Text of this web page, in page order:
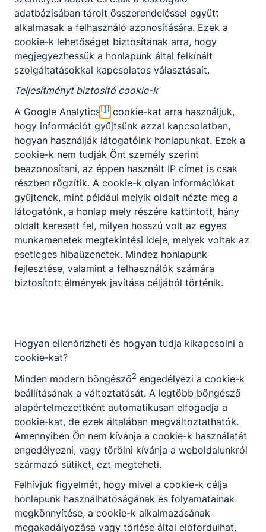
Választható szakmairányok:
Gyártás
Motorkerékpár- és versenymotorszerelés
Szerviz
KKK/PTT
KKK letöltése (pdf)
PTT letöltése (pdf)
Okleveles technikusképzés
Igen
Előjelentkezés
Specializált gép- és járműgyártás ágazat képzése,
amely érettségivel és technikus szintű
szakképzettség megszerzésével zárul.
Választható szakmairányok: Gyártás,
Motorkerékpár- és versenymotorszerelés, Szerviz.
A Gépjármű-mechatronikai technikus munkája
során a közúti járművek gyártásának,
szervizelésének, illetve karbantartásának műszaki
feltételeit biztosító tevékenységeket lát el. Ez
magában foglalja a gépjárművek valamennyi
gépészeti, villamos és elektronikus egységeire
vonatkozó karbantartási, műszaki
állapotvizsgálati, hibafeltárási, hibaelhárítási,
beállítási és fenntartási műveleteit. Alternatív
gépjármű hajtások (pl.: hibrid- vagy tiszta
elektromos hajtás, LPG vagy CNG, stb.)
látványos eredményeket, valamint érdeklődnek az
alternatív hajtású járművek iránt.
KOMPETENCIAELVÁRÁS
Erős műszaki érzék, kézügyesség, informatikai
ismeretek, szakszerű kommunikáció,
minőségszemlélet, csapatmunka.
A SZAKKÉPZETTSÉGGEL RENDELKEZŐ
ügyfelével megfelelően kommunikál,
gépkocsiátvétel, -átadás és -kezelés
adatbázisában tárolt összerendeléssel együtt
alkalmasak a felhasználó azonosítására. Ezek a
cookie-k lehetőséget biztosítanak arra, hogy
megjegyezhessük a honlapunk által felkínált
szolgáltatásokkal kapcsolatos választásait.
Teljesítményt biztosító cookie-k
A Google Analytics[1] cookie-kat arra használjuk,
hogy információt gyűjtsünk azzal kapcsolatban,
hogyan használják látogatóink honlapunkat. Ezek a
cookie-k nem tudják Önt személy szerint
beazonosítani, az éppen használt IP címet is csak
részben rögzítik. A cookie-k olyan információkat
gyűjtenek, mint például melyik oldalt nézte meg a
látogatónk, a honlap mely részére kattintott, hány
oldalt keresett fel, milyen hosszú volt az egyes
munkamenetek megtekintési ideje, melyek voltak az
esetleges hibaüzenetek. Mindez honlapunk
fejlesztése, valamint a felhasználók számára
biztosított élmények javítása céljából történik.
Hogyan ellenőrizheti és hogyan tudja kikapcsolni a
cookie-kat?
Minden modern böngésző2 engedélyezi a cookie-k
beállításának a változtatását. A legtöbb böngésző
alapértelmezettként automatikusan elfogadja a
cookie-kat, de ezek általában megváltoztathatók.
Amennyiben Ön nem kívánja a cookie-k használatát
engedélyezni, vagy törölni kívánja a weboldalunkról
származó sütiket, ezt megteheti.
Felhívjuk figyelmét, hogy mivel a cookie-k célja
honlapunk használhatóságának és folyamatainak
megkönnyítése, a cookie-k alkalmazásának
megakadályozása vagy törlése által előfordulhat,